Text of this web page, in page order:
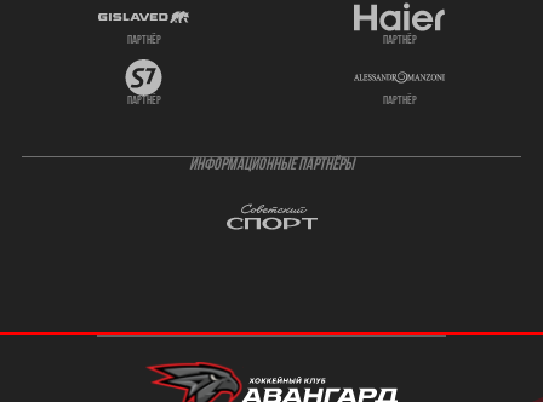
партнёр партнёр
партнёр партнёр
ИНФОРМАЦИОННЫЕ ПАРТНЁРЫ